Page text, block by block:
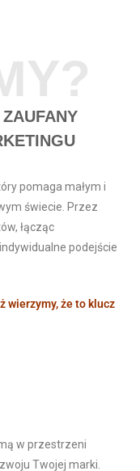
pomaga małym i
świecie. Przez
łącząc
podejście
wierzymy, że to klucz
w przestrzeni
Twojej marki.